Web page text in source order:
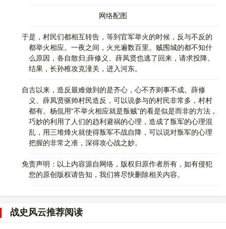
网络配图
于是，村民们都相互转告，等到官军举火的时候，反与不反的
都举火相应。一夜之间，火光遍数百里。贼围城的都不知什
么原因，各自散归;薛修义、薛凤贤也逃了回来，请求投降。
结果，长孙稚攻克潼关，进入河东。
自古以来，造反最难做到的是齐心，心不齐则事不成。薛修
义、薛凤贤驱帅村民造反，可以说参与的村民非常多，村村
都有。杨侃用“不举火相应就是叛贼”的看是似是而非的方法，
巧妙的利用了人们的趋利避祸的心理，造成了叛军的心理混
乱，用三堆烽火就使得叛军不战自降，可以说对叛军的心理
把握的非常之准，深得攻心战之妙。
免责声明：以上内容源自网络，版权归原作者所有，如有侵犯
您的原创版权请告知，我们将尽快删除相关内容。
战史风云推荐阅读